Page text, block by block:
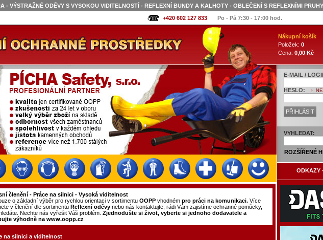
- VÝSTRAŽNÉ ODĚVY S VYSOKOU VIDITELNOSTÍ - REFLEXNÍ BUNDY A KALHOTY - OBLEČENÍ S REFLEXNÍMI
+420 602 127 833
Po - Pá 7:30 - 17:00 hod.
členění - Práce na silnici - Vysoká viditelnost
o základní výběr pro rychlou orientaci v sortimentu OOPP vhodném pro práci na komunikaci. Více
v členění dle sortimentu Reflexní oděvy nebo nás kontaktujte, rádi Vám zajistíme ochranné pomůcky,
Nechte nás vyřešit Váš problém. Zjednodušte si život, vyberte si jednoho dodavatele a
výhodně na www.oopp.cz
na silnici a viditelnost
Nákupní košík
Položek: 0
Cena: 0,00 Kč
E-MAIL /
HESLO:
PŘIHLÁSIT
VYHLEDAT:
ROZŠÍŘENÉ
ODKAZY